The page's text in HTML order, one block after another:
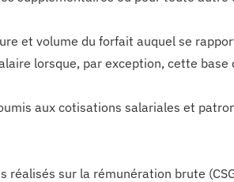
et volume du forfait auquel se
lorsque, par exception, cette base
aux cotisations salariales et
sur la rémunération brute